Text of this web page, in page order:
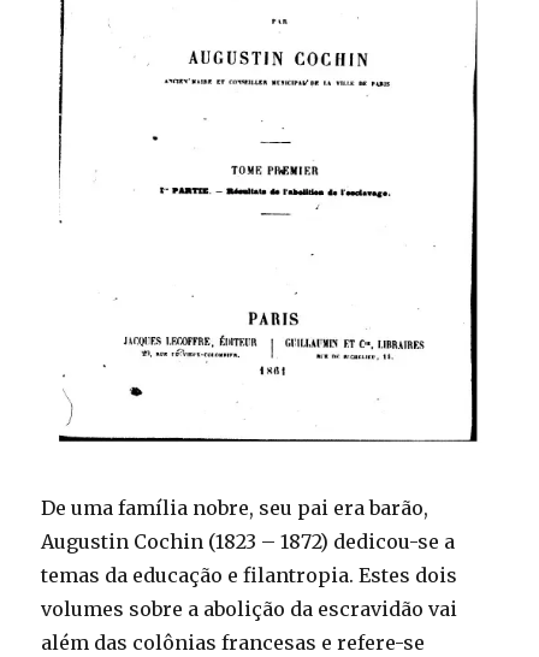
De uma família nobre, seu pai era barão,
Augustin Cochin (1823 – 1872) dedicou-se a
temas da educação e filantropia. Estes dois
volumes sobre a abolição da escravidão vai
além das colônias francesas e refere-se